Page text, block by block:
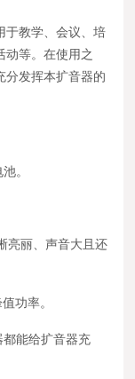
于教学、会议、培
动等。在使用之
分发挥本扩音器的
。
亮丽、声音大且还
功率。
能给扩音器充